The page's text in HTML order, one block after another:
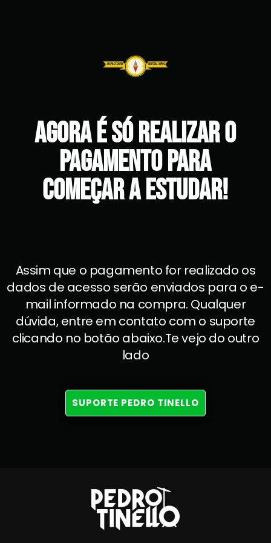
Agora é só realizar o
pagamento para
começar a estudar!
Assim que o pagamento for realizado os
dados de acesso serão enviados para o e-
mail informado na compra. Qualquer
dúvida, entre em contato com o suporte
clicando no botão abaixo.Te vejo do outro
lado
SUPORTE PEDRO TINELLO